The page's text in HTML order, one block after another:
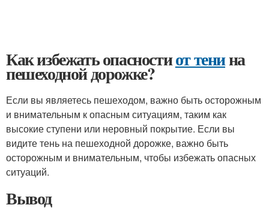
Как избежать опасностиот тенина
пешеходной дорожке?
Если вы являетесь пешеходом, важно быть осторожным
и внимательным к опасным ситуациям, таким как
высокие ступени или неровный покрытие. Если вы
видите тень на пешеходной дорожке, важно быть
осторожным и внимательным, чтобы избежать опасных
ситуаций.
Вывод